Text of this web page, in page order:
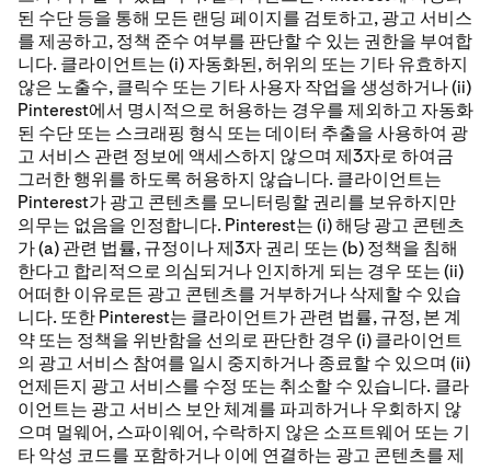
된 수단 등을 통해 모든 랜딩 페이지를 검토하고, 광고 서비스
를 제공하고, 정책 준수 여부를 판단할 수 있는 권한을 부여합
니다. 클라이언트는 (i) 자동화된, 허위의 또는 기타 유효하지
않은 노출수, 클릭수 또는 기타 사용자 작업을 생성하거나 (ii)
Pinterest에서 명시적으로 허용하는 경우를 제외하고 자동화
된 수단 또는 스크래핑 형식 또는 데이터 추출을 사용하여 광
고 서비스 관련 정보에 액세스하지 않으며 제3자로 하여금
그러한 행위를 하도록 허용하지 않습니다. 클라이언트는
Pinterest가 광고 콘텐츠를 모니터링할 권리를 보유하지만
의무는 없음을 인정합니다. Pinterest는 (i) 해당 광고 콘텐츠
가 (a) 관련 법률, 규정이나 제3자 권리 또는 (b) 정책을 침해
한다고 합리적으로 의심되거나 인지하게 되는 경우 또는 (ii)
어떠한 이유로든 광고 콘텐츠를 거부하거나 삭제할 수 있습
니다. 또한 Pinterest는 클라이언트가 관련 법률, 규정, 본 계
약 또는 정책을 위반함을 선의로 판단한 경우 (i) 클라이언트
의 광고 서비스 참여를 일시 중지하거나 종료할 수 있으며 (ii)
언제든지 광고 서비스를 수정 또는 취소할 수 있습니다. 클라
이언트는 광고 서비스 보안 체계를 파괴하거나 우회하지 않
으며 멀웨어, 스파이웨어, 수락하지 않은 소프트웨어 또는 기
타 악성 코드를 포함하거나 이에 연결하는 광고 콘텐츠를 제